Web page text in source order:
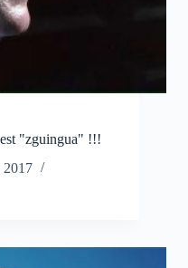
"zguingua" !!!
2017